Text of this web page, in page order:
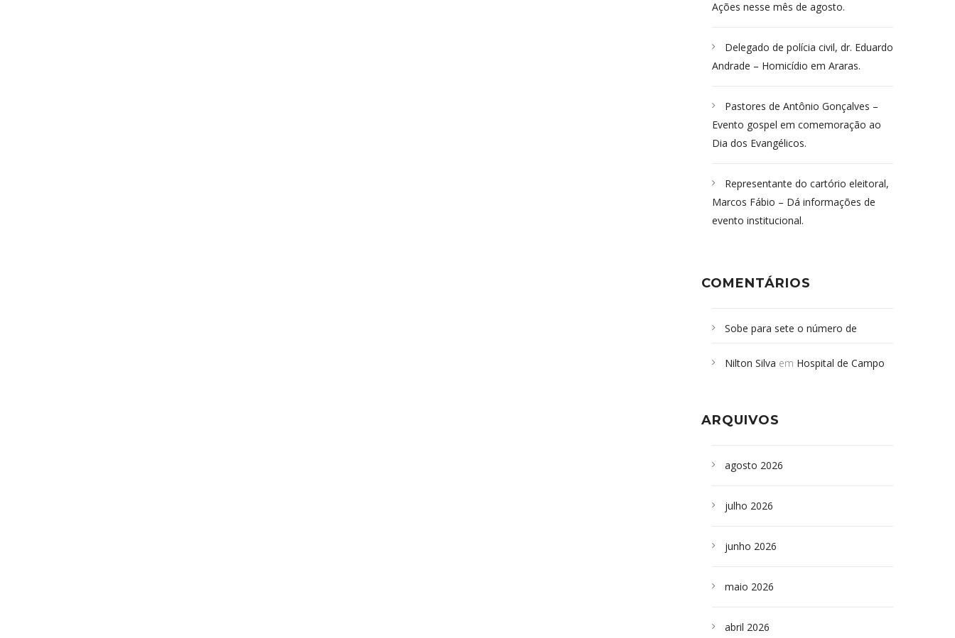
Ações nesse mês de agosto.
Delegado de polícia civil, dr. Eduardo
Andrade – Homicídio em Araras.
Pastores de Antônio Gonçalves –
Evento gospel em comemoração ao
Dia dos Evangélicos.
Representante do cartório eleitoral,
Marcos Fábio – Dá informações de
evento institucional.
COMENTÁRIOS
Sobe para sete o número de
desabamento em São Paulo - Revista
sepultados em SP
Nilton Silva em Hospital de Campo
ARQUIVOS
agosto 2026
julho 2026
junho 2026
maio 2026
abril 2026